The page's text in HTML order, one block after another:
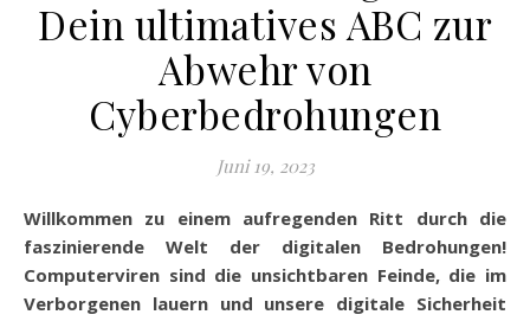
Dein ultimatives ABC zur
Abwehr von
Cyberbedrohungen
Juni 19, 2023
Willkommen zu einem aufregenden Ritt durch die
faszinierende Welt der digitalen Bedrohungen!
Computerviren sind die unsichtbaren Feinde, die im
Verborgenen lauern und unsere digitale Sicherheit